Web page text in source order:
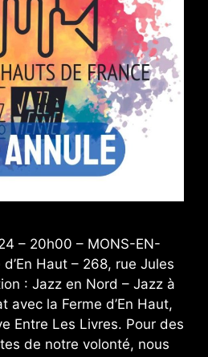
– 20h00 – MONS-EN-
d’En Haut – 268, rue Jules
: Jazz en Nord – Jazz à
avec la Ferme d’En Haut,
Entre Les Livres. Pour des
de notre volonté, nous